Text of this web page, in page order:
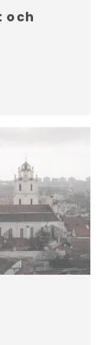
och